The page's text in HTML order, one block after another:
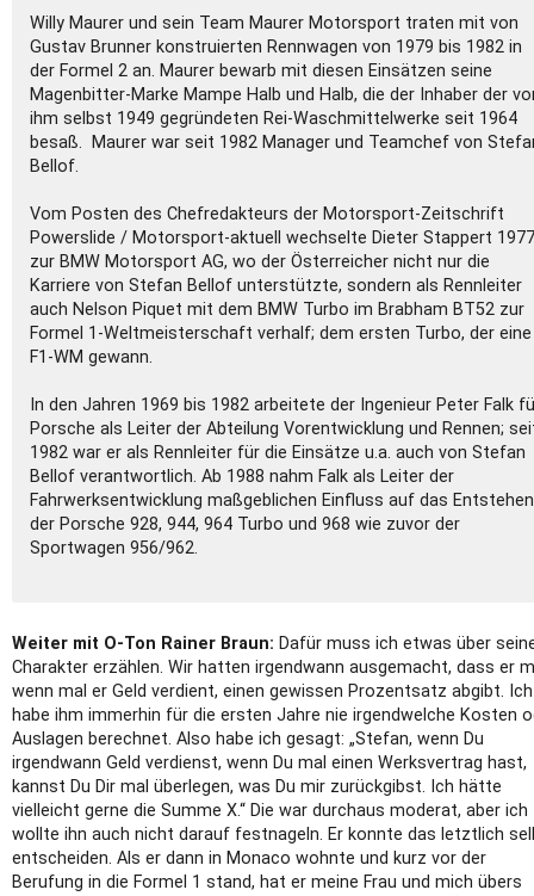
Willy Maurer und sein Team Maurer Motorsport traten mit von
Gustav Brunner konstruierten Rennwagen von 1979 bis 1982 in
der Formel 2 an. Maurer bewarb mit diesen Einsätzen seine
Magenbitter-Marke Mampe Halb und Halb, die der Inhaber der
ihm selbst 1949 gegründeten Rei-Waschmittelwerke seit 1964
besaß. Maurer war seit 1982 Manager und Teamchef von
Bellof.
Vom Posten des Chefredakteurs der Motorsport-Zeitschrift
Powerslide / Motorsport-aktuell wechselte Dieter Stappert 1977
zur BMW Motorsport AG, wo der Österreicher nicht nur die
Karriere von Stefan Bellof unterstützte, sondern als Rennleiter
auch Nelson Piquet mit dem BMW Turbo im Brabham BT52 zur
Formel 1-Weltmeisterschaft verhalf; dem ersten Turbo, der eine
F1-WM gewann.
In den Jahren 1969 bis 1982 arbeitete der Ingenieur Peter Falk
Porsche als Leiter der Abteilung Vorentwicklung und Rennen;
1982 war er als Rennleiter für die Einsätze u.a. auch von Stefan
Bellof verantwortlich. Ab 1988 nahm Falk als Leiter der
Fahrwerksentwicklung maßgeblichen Einfluss auf das Entstehen
der Porsche 928, 944, 964 Turbo und 968 wie zuvor der
Sportwagen 956/962.
Weiter mit O-Ton Rainer Braun: Dafür muss ich etwas über
Charakter erzählen. Wir hatten irgendwann ausgemacht, dass er
wenn mal er Geld verdient, einen gewissen Prozentsatz abgibt. Ich
habe ihm immerhin für die ersten Jahre nie irgendwelche Kosten
Auslagen berechnet. Also habe ich gesagt: „Stefan, wenn Du
irgendwann Geld verdienst, wenn Du mal einen Werksvertrag hast,
kannst Du Dir mal überlegen, was Du mir zurückgibst. Ich hätte
vielleicht gerne die Summe X.“ Die war durchaus moderat, aber ich
wollte ihn auch nicht darauf festnageln. Er konnte das letztlich
entscheiden. Als er dann in Monaco wohnte und kurz vor der
Berufung in die Formel 1 stand, hat er meine Frau und mich übers